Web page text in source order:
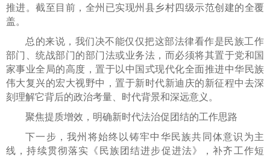
推进。截至目前，全州已实现州县乡村四级示范创建的全覆
盖。
总的来说，我们决不能仅仅把这部法律看作是民族工作
部门、统战部门的部门法或业务法，而必须将其置于党和国
家事业全局的高度，置于以中国式现代化全面推进中华民族
伟大复兴的宏大视野中，置于新时代新迪庆的新征程中去深
刻理解它背后的政治考量、时代背景和深远意义。
聚焦提质增效，明确新时代法治促团结的工作思路
下一步，我州将始终以铸牢中华民族共同体意识为主
线，持续贯彻落实《民族团结进步促进法》，补齐工作短